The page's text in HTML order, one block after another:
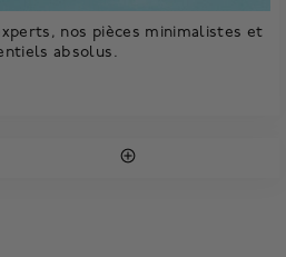
nos pièces minimalistes et
absolus.